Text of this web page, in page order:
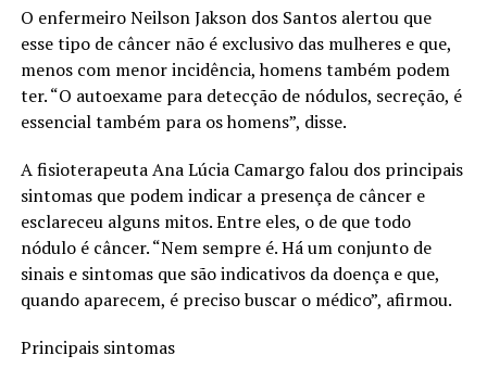
O enfermeiro Neilson Jakson dos Santos alertou que
esse tipo de câncer não é exclusivo das mulheres e que,
menos com menor incidência, homens também podem
ter. “O autoexame para detecção de nódulos, secreção, é
essencial também para os homens”, disse.
A fisioterapeuta Ana Lúcia Camargo falou dos principais
sintomas que podem indicar a presença de câncer e
esclareceu alguns mitos. Entre eles, o de que todo
nódulo é câncer. “Nem sempre é. Há um conjunto de
sinais e sintomas que são indicativos da doença e que,
quando aparecem, é preciso buscar o médico”, afirmou.
Principais sintomas